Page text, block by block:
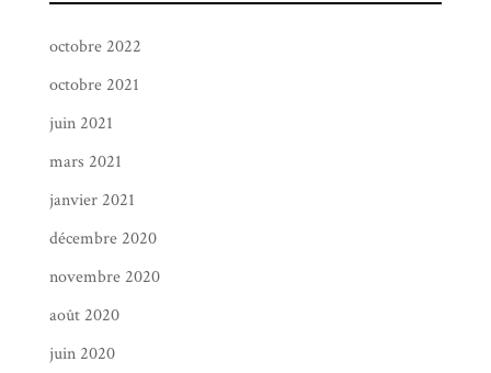
octobre 2022
octobre 2021
juin 2021
mars 2021
janvier 2021
décembre 2020
novembre 2020
août 2020
juin 2020